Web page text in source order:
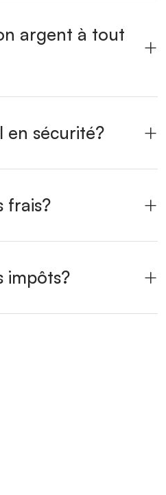
argent à tout
en sécurité?
frais?
impôts?